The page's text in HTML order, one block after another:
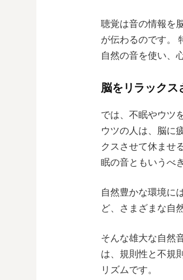
聴覚は音の情報を
が伝わるのです。
自然の音を使い、
脳をリラックス
では、不眠やウツ
ウツの人は、脳に
クスさせて休ませ
眠の音ともいうべ
自然豊かな環境に
ど、さまざまな自
そんな雄大な自然
は、規則性と不規
リズムです。